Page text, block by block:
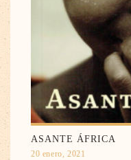
ASANTE ÁFRICA
20 enero, 2021